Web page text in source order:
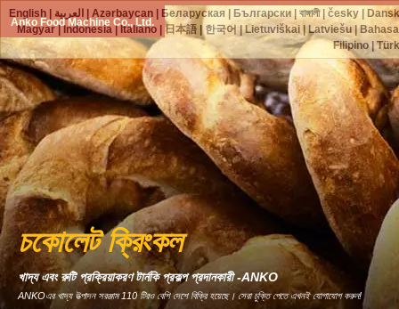
Anko Food Machine Co., Ltd.
চকোলেট ক্রিংকল
খাদ্য এবং রুটি প্রক্রিয়াকরণ টার্নকি প্রকল্প প্রদানকারী -ANKO
ANKOএর খাদ্য উত্পাদন সরঞ্জাম 110 টিরও বেশি দেশে বিক্রি হয়েছে। সেরা চুক্তি পেতে এখনই যোগাযোগ করুন!
English العربية |Azərbaycan Беларуская Български |বাঙ্গালী|česky
Magyar|Indonesia| Italiano| 日本語|한국어|Lietuviškai|Latviešu|
Filipino|